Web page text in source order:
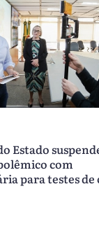
Estado
com
para testes de